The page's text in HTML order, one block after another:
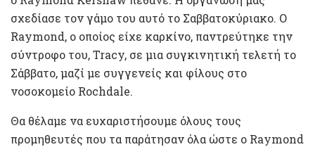
σχεδίασε τον γάμο του αυτό το Σαββατοκύριακο. Ο
Raymond, ο οποίος είχε καρκίνο, παντρεύτηκε την
σύντροφο του, Tracy, σε μια συγκινητική τελετή το
Σάββατο, μαζί με συγγενείς και φίλους στο
νοσοκομείο Rochdale.
Θα θέλαμε να ευχαριστήσουμε όλους τους
προμηθευτές που τα παράτησαν όλα ώστε ο Raymond